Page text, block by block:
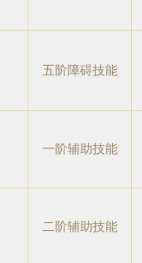
五阶障碍技能
一阶辅助技能
二阶辅助技能